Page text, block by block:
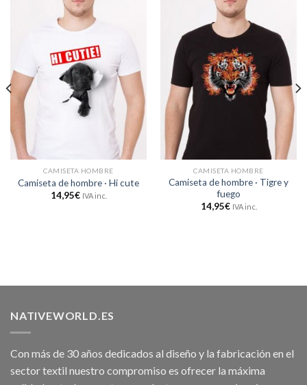
CAMISETA HOMBRE
Camiseta de hombre · Hi cute
14,95€ IVA inc.
CAMISETA HOMBRE
Camiseta de hombre · Tigre y
fuego
14,95€ IVA inc.
NATIVEWORLD.ES
Con más de 30 años dedicados al diseño y la fabricación en el
sector textil nuestro compromiso es ofrecer la máxima